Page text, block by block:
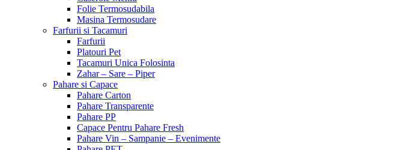
Folie Termosudabila
Masina Termosudare
Farfurii si Tacamuri
Farfurii
Platouri Pet
Tacamuri Unica Folosinta
Zahar – Sare – Piper
Pahare si Capace
Pahare Carton
Pahare Transparente
Pahare PP
Capace Pentru Pahare Fresh
Pahare Vin – Sampanie – Evenimente